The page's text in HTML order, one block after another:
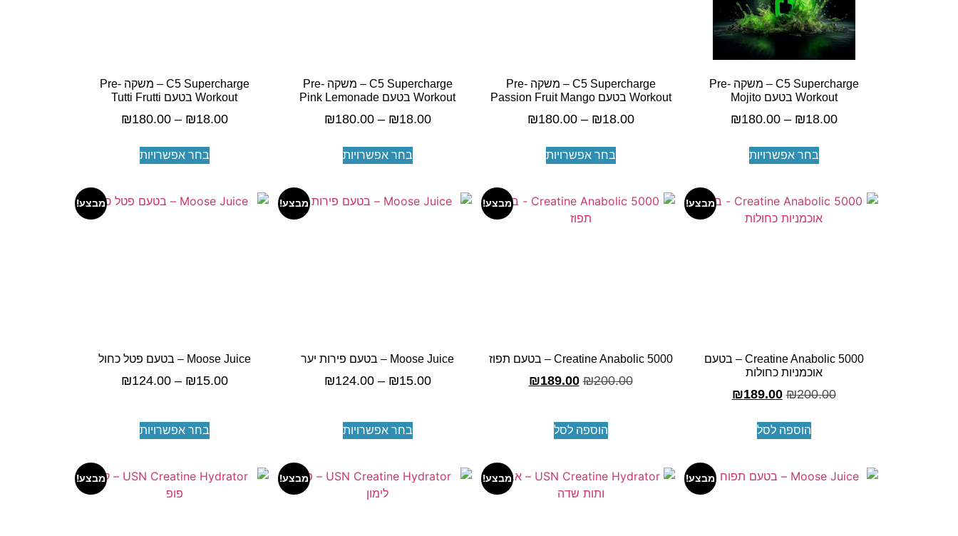
C5 Supercharge – משקה Pre-
Workout בטעם Mojito
₪18.00
–
₪180.00
בחר אפשרויות
C5 Supercharge – משקה Pre-
Workout בטעם Passion Fruit Mango
₪18.00
–
₪180.00
בחר אפשרויות
C5 Supercharge – משקה Pre-
Workout בטעם Pink Lemonade
₪18.00
–
₪180.00
בחר אפשרויות
C5 Supercharge – משקה Pre-
Workout בטעם Tutti Frutti
₪18.00
–
₪180.00
בחר אפשרויות
מבצע!
Creatine Anabolic 5000 – בטעם
אוכמניות כחולות
₪200.00
₪189.00
הוספה לסל
מבצע!
Creatine Anabolic 5000 – בטעם תפוז
₪200.00
₪189.00
הוספה לסל
מבצע!
Moose Juice – בטעם פירות יער
₪15.00
–
₪124.00
בחר אפשרויות
מבצע!
Moose Juice – בטעם פטל כחול
₪15.00
–
₪124.00
בחר אפשרויות
מבצע! מבצע! מבצע! מבצע!